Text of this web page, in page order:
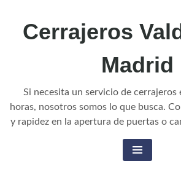
Cerrajeros
Madrid
Si necesita un servicio de cerrajeros
horas, nosotros somos lo que busca.
y rapidez en la apertura de puertas o